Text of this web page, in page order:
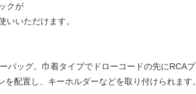
クが
いただけます。
バッグ。巾着タイプでドローコードの先にRCA
配置し、キーホルダーなどを取り付けられます